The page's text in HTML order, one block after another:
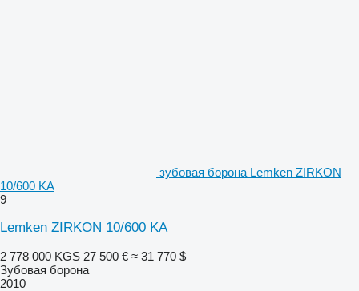
зубовая борона Lemken ZIRKON
10/600 KA
9
Lemken ZIRKON 10/600 KA
2 778 000 KGS 27 500 € ≈ 31 770 $
Зубовая борона
2010